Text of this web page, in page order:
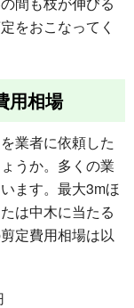
をおこなってく
用相場
業者に依頼した
うか。多くの業
ます。最大3mほ
は中木に当たる
定費用相場は以